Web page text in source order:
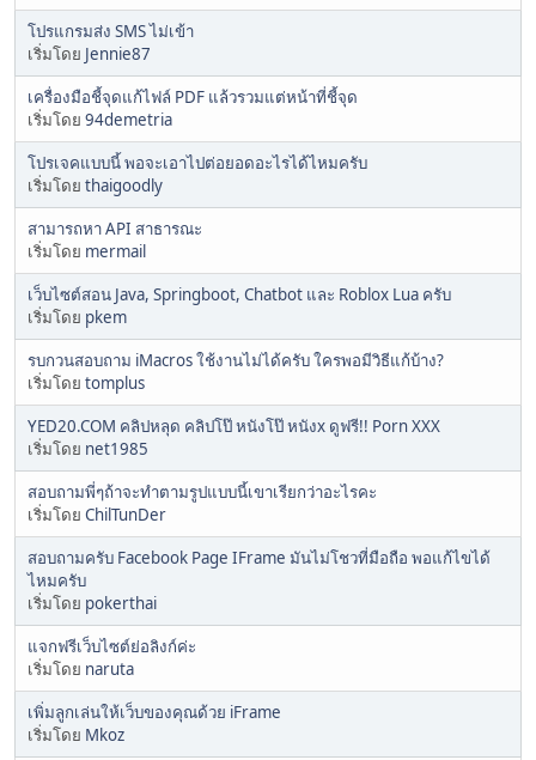
โปรแกรมส่ง SMS ไม่เข้า
เริ่มโดย Jennie87
เครื่องมือชี้จุดแก้ไฟล์ PDF แล้วรวมแต่หน้าที่ชี้จุด
เริ่มโดย 94demetria
โปรเจคแบบนี้ พอจะเอาไปต่อยอดอะไรได้ไหมครับ
เริ่มโดย thaigoodly
สามารถหา API สาธารณะ
เริ่มโดย mermail
เว็บไซต์สอน Java, Springboot, Chatbot และ Roblox Lua ครับ
เริ่มโดย pkem
รบกวนสอบถาม iMacros ใช้งานไม่ได้ครับ ใครพอมีวิธีแก้บ้าง?
เริ่มโดย tomplus
YED20.COM คลิปหลุด คลิปโป๊ หนังโป๊ หนังx ดูฟรี!! Porn XXX
เริ่มโดย net1985
สอบถามพี่ๆถ้าจะทำตามรูปแบบนี้เขาเรียกว่าอะไรคะ
เริ่มโดย ChilTunDer
สอบถามครับ Facebook Page IFrame มันไม่โชวที่มือถือ พอแก้ไขได้
ไหมครับ
เริ่มโดย pokerthai
แจกฟรีเว็บไซต์ย่อลิงก์ค่ะ
เริ่มโดย naruta
เพิ่มลูกเล่นให้เว็บของคุณด้วย iFrame
เริ่มโดย Mkoz